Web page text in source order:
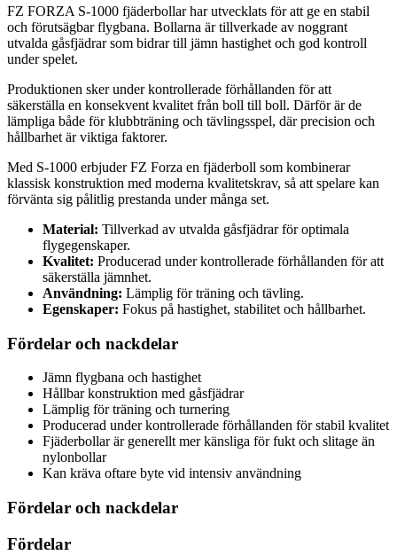
FZ FORZA S-1000 fjäderbollar har utvecklats för att ge en stabil
och förutsägbar flygbana. Bollarna är tillverkade av noggrant
utvalda gåsfjädrar som bidrar till jämn hastighet och god kontroll
under spelet.
Produktionen sker under kontrollerade förhållanden för att
säkerställa en konsekvent kvalitet från boll till boll. Därför är de
lämpliga både för klubbträning och tävlingsspel, där precision och
hållbarhet är viktiga faktorer.
Med S-1000 erbjuder FZ Forza en fjäderboll som kombinerar
klassisk konstruktion med moderna kvalitetskrav, så att spelare kan
förvänta sig pålitlig prestanda under många set.
Material: Tillverkad av utvalda gåsfjädrar för optimala
flygegenskaper.
Kvalitet: Producerad under kontrollerade förhållanden för att
säkerställa jämnhet.
Användning: Lämplig för träning och tävling.
Egenskaper: Fokus på hastighet, stabilitet och hållbarhet.
Fördelar och nackdelar
Jämn flygbana och hastighet
Hållbar konstruktion med gåsfjädrar
Lämplig för träning och turnering
Producerad under kontrollerade förhållanden för stabil kvalitet
Fjäderbollar är generellt mer känsliga för fukt och slitage än
nylonbollar
Kan kräva oftare byte vid intensiv användning
Fördelar och nackdelar
Fördelar